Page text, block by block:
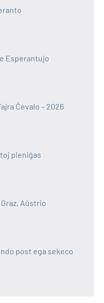
Esperantujo
Ĉevalo – 2026
pleniĝas
Graz, Aŭstrio
post ega sekeco